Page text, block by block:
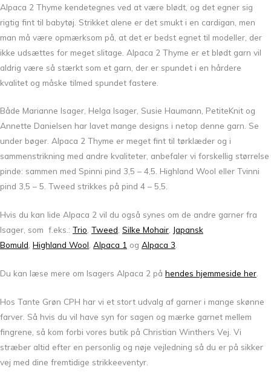
Alpaca 2 Thyme kendetegnes ved at være blødt, og det egner sig
rigtig fint til babytøj. Strikket alene er det smukt i en cardigan, men
man må være opmærksom på, at det er bedst egnet til modeller, der
ikke udsættes for meget slitage. Alpaca 2 Thyme er et blødt garn vil
aldrig være så stærkt som et garn, der er spundet i en hårdere
kvalitet og måske tilmed spundet fastere.
Både Marianne Isager, Helga Isager, Susie Haumann, PetiteKnit og
Annette Danielsen har lavet mange designs i netop denne garn. Se
under bøger. Alpaca 2 Thyme er meget fint til tørklæder og i
sammenstrikning med andre kvaliteter, anbefaler vi forskellig størrelse
pinde: sammen med Spinni pind 3,5 – 4,5. Highland Wool eller Tvinni
pind 3,5 – 5. Tweed strikkes på pind 4 – 5,5.
Hvis du kan lide Alpaca 2 vil du også synes om de andre garner fra
Isager, som f.eks.: Trio Tweed Silke Mohair Japansk
Bomuld Highland Wool Alpaca 1 og Alpaca 3
Du kan læse mere om Isagers Alpaca 2 på hendes hjemmeside her
Hos Tante Grøn CPH har vi et stort udvalg af garner i mange skønne
farver. Så hvis du vil have syn for sagen og mærke garnet mellem
fingrene, så kom forbi vores butik på Christian Winthers Vej. Vi
stræber altid efter en personlig og nøje vejledning så du er på sikker
vej med dine fremtidige strikkeeventyr.